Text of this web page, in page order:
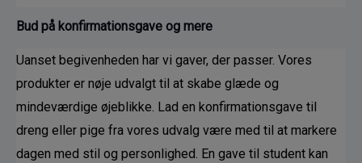
Bud på konfirmationsgave og mere
Uanset begivenheden har vi gaver, der passer. Vores
produkter er nøje udvalgt til at skabe glæde og
mindeværdige øjeblikke. Lad en konfirmationsgave til
dreng eller pige fra vores udvalg være med til at markere
dagen med stil og personlighed. En gave til student kan